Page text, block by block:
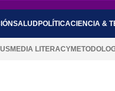
SALUDPOLÍTICACIENCIA &
MEDIA LITERACY